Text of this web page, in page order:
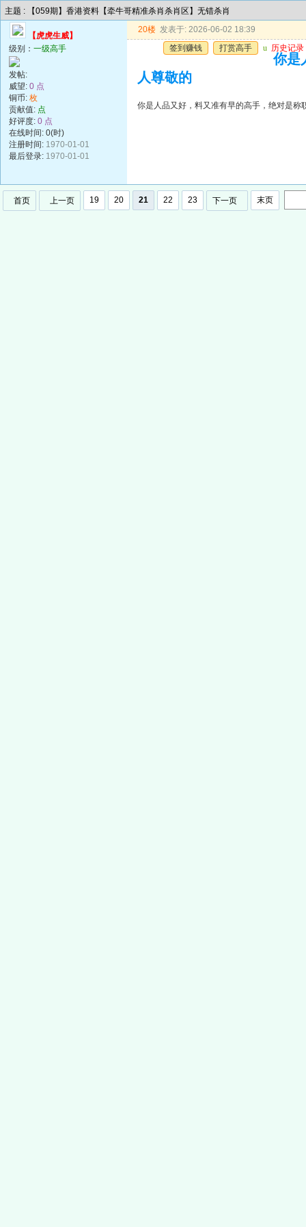
主题 : 【059期】香港资料【牵牛哥精准杀肖杀肖区】无错杀肖
【虎虎生威】
级别： 一级高手
发帖:
威望: 0 点
铜币: 枚
贡献值: 点
好评度: 0 点
在线时间: 0(时)
注册时间: 1970-01-01
最后登录: 1970-01-01
20楼 发表于: 2026-06-02 18:39
签到赚钱
打赏高手 u 历史记录
你是
人尊敬的
你是人品又好，料又准有早的高手，绝对是称
首页 上一页 19 20 21 22 23 下一页 末页